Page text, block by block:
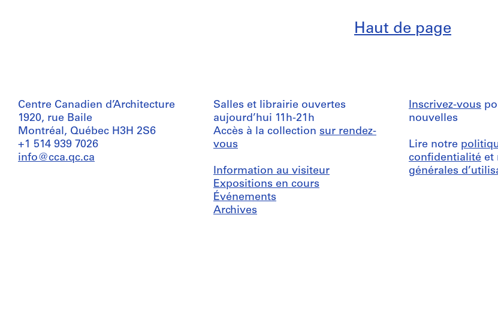
Haut de page
Centre Canadien d’Architecture
1920, rue Baile
Montréal, Québec H3H 2S6
+1 514 939 7026
info@cca.qc.ca
Salles et librairie ouvertes
aujourd’hui 11h-21h
Accès à la collection sur rendez-
vous
Information au visiteur
Expositions en cours
Événements
Archives
Inscrivez-vous
nouvelles
Lire notre
confidentialité et
générales